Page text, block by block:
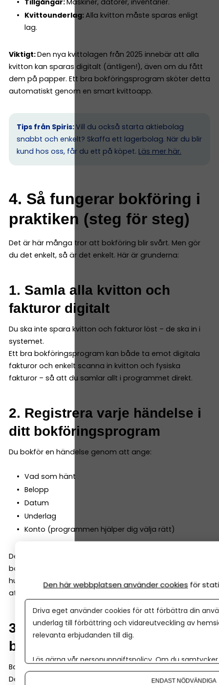
Tillgångar:Maskiner, datorer, inventarier.
Kvittounderlag:Alla kvitton måste sparas enligt
lag.
Viktigt:Den nya kvittolagen från 2025 innebär att alla
kvitton kan sparas digitalt (äntligen!), även om du fått
dem på papper. Ett bra bokföringsprogram sköter detta
automatiskt genom en smart kvittoapp.
Tips från Spiris:Vill du också starta aktiebolag
snabbt och enkelt? Skaffa ett lagerbolag. När du blir
kund hos oss, får du ett på köpet. Läs mer här.
4. Så fungerar bokföring i
praktiken (steg för steg)
Det är här många tror att bokföring blir svårt. Men gör
du det enkelt, så är det enkelt. Här är grunderna:
1. Samla alla kvitton och
fakturor digitalt
Du ska inte spara kvitton och fakturor löst – de ska in i
systemet.
Ett bra bokföringsprogram kan både ta emot digitala
fakturor och enkelt scanna in kvitton och fysiska
fakturor – så att du samlar allt i programmet direkt.
2. Registrera varje händelse i
ditt bokföringsprogram
Du bokför en händelse genom att ange:
Vad som hänt
Belopp
Datum
Underlag
Konto (programmen hjälper dig välja rätt)
Det är mycket enklare än det låter –
bokföringsprogrammet läser av underlaget och föreslår
hur det ska bokföras. Ditt jobb är oftast att godkänna
att allt se ok ut!
3. Matcha bokföringen mot
bankkontot
Bankhändelser måste stämma med bokföringen.
De flesta program har bankkoppling som gör
Den här webbplatsen använder cookies för
Driva eget använder cookies för att förbättra din
underlag till förbättring och vidareutveckling av
relevanta erbjudanden till dig.
Läs gärna vår personuppgiftspolicy. Om du
Om du vill ändra ditt val i efterhand hittar du den
ENDAST NÖDVÄNDIGA